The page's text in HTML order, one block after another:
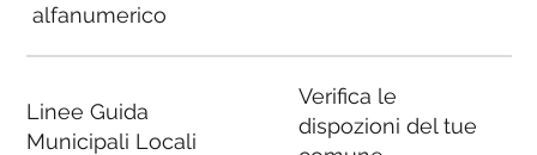
alfanumerico
Linee Guida
Municipali Locali
Verifica le
dispozioni del tue